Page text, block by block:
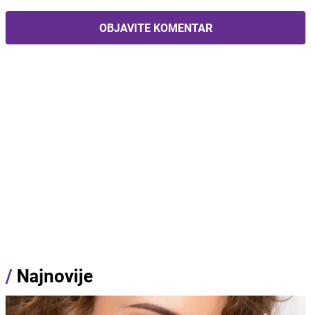
OBJAVITE KOMENTAR
/ Najnovije